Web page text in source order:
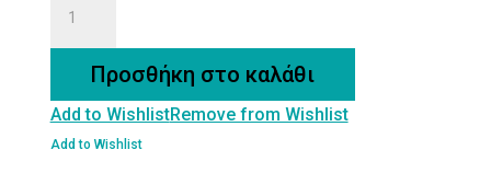
γλουτένη
χωρίς
Προσθήκη στο καλάθι
Add to WishlistRemove from Wishlist
Add to Wishlist